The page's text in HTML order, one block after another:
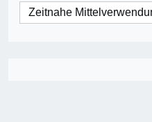
Zeitnahe